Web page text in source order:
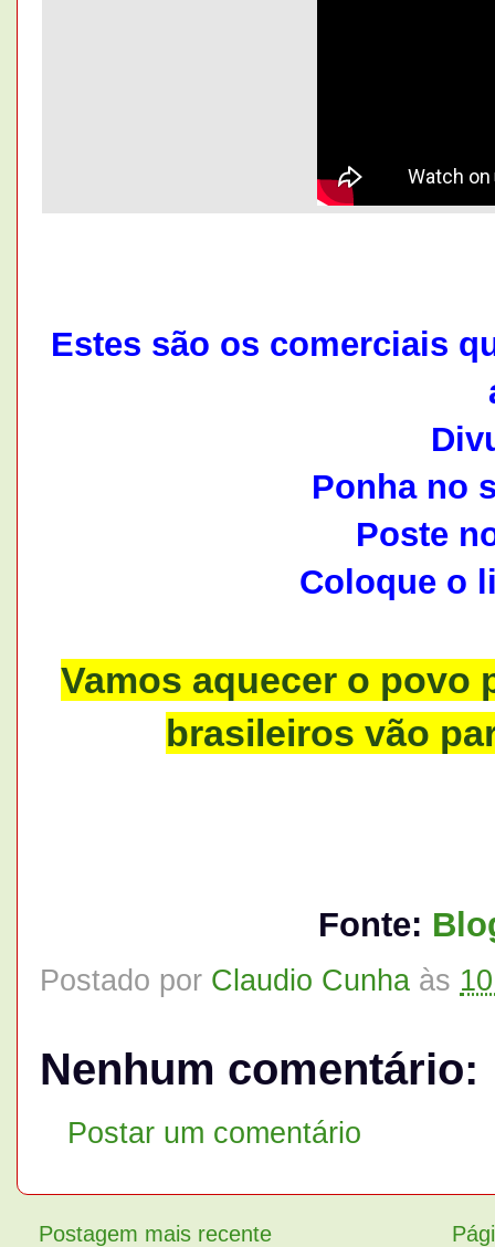
Estes são os comerciais
Ponha no
Poste
Coloque o
Vamos aquecer o povo
brasileiros vão
Fonte:
Postado por Claudio Cunha às
Nenhum comentário:
Postar um comentário
Postagem mais recente